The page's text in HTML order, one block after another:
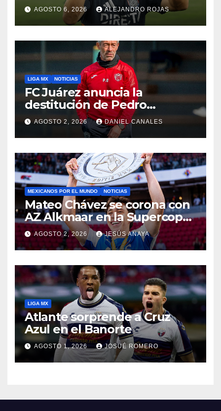
AGOSTO 6, 2026 ALEJANDRO ROJAS
LIGA MX NOTICIAS
FC Juárez anuncia la
destitución de Pedro
Caixinha
AGOSTO 2, 2026 DANIEL CANALES
MEXICANOS POR EL MUNDO NOTICIAS
Mateo Chávez se corona con
AZ Alkmaar en la Supercopa
de Países Bajos
AGOSTO 2, 2026 JESÚS ANAYA
LIGA MX
Atlante sorprende a Cruz
Azul en el Banorte
AGOSTO 1, 2026 JOSUÉ ROMERO